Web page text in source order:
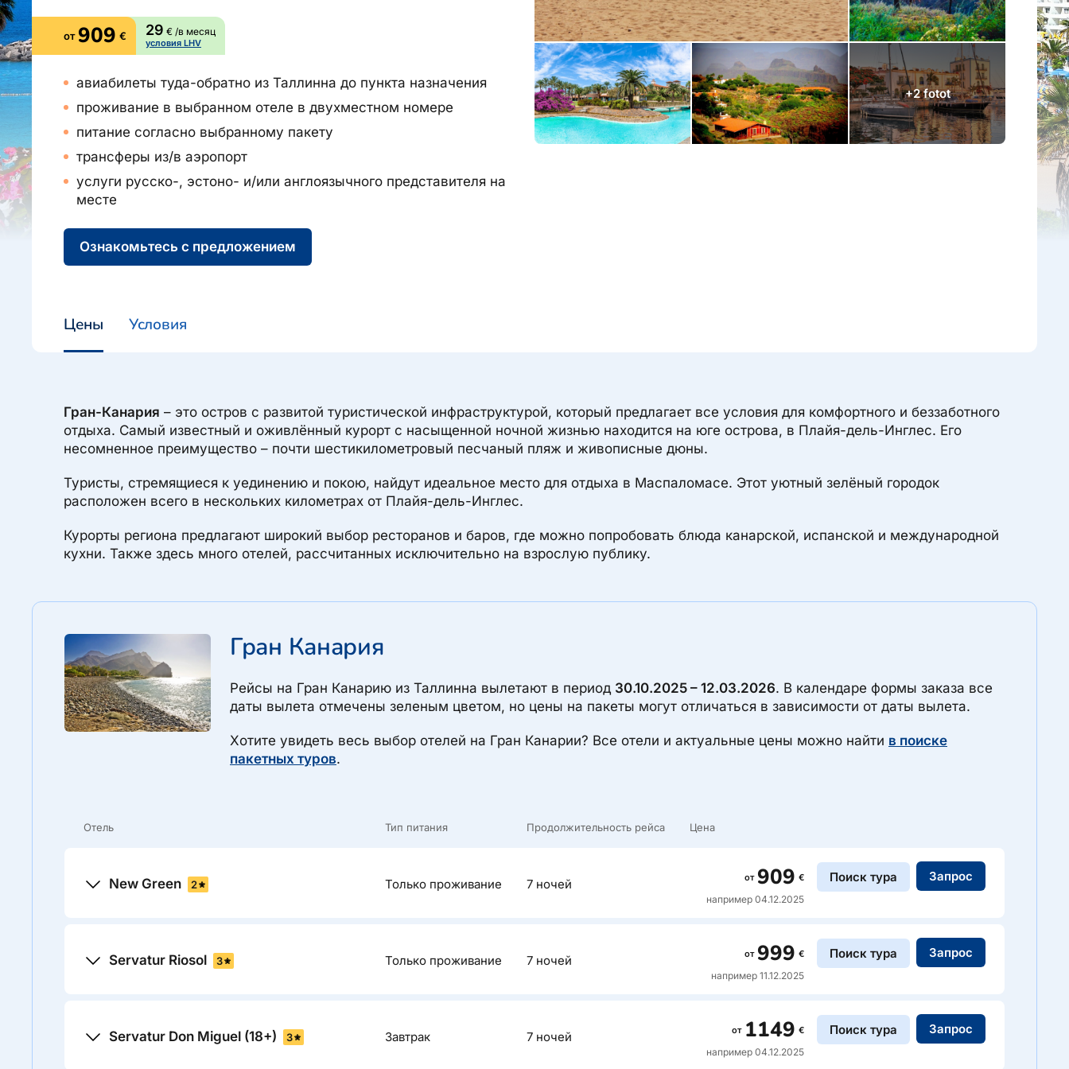
Airalo eSIM
Platinum Club
Бонусные пункты
О компании, контакты, наши консультанты, новости...
О компании
Контакты
Наши консультанты
Новости
от 909 € 29 € /в месяц
условия LHV
авиабилеты туда-обратно из Таллинна до пункта назначения
проживание в выбранном отеле в двухместном номере
питание согласно выбранному пакету
трансферы из/в аэропорт
услуги русско-, эстоно- и/или англоязычного представителя на
месте
Ознакомьтесь с предложением
+2 fotot
Цены Условия
Гран-Канария – это остров с развитой туристической инфраструктурой, который предлагает все условия для комфортного и беззаботного
отдыха. Самый известный и оживлённый курорт с насыщенной ночной жизнью находится на юге острова, в Плайя-дель-Инглес. Его
несомненное преимущество – почти шестикилометровый песчаный пляж и живописные дюны.
Туристы, стремящиеся к уединению и покою, найдут идеальное место для отдыха в Маспаломасе. Этот уютный зелёный городок
расположен всего в нескольких километрах от Плайя-дель-Инглес.
Курорты региона предлагают широкий выбор ресторанов и баров, где можно попробовать блюда канарской, испанской и международной
кухни. Также здесь много отелей, рассчитанных исключительно на взрослую публику.
Гран Канария
Рейсы на Гран Канарию из Таллинна вылетают в период 30.10.2025 – 12.03.2026. В календаре формы заказа все
даты вылета отмечены зеленым цветом, но цены на пакеты могут отличаться в зависимости от даты вылета.
Хотите увидеть весь выбор отелей на Гран Канарии? Все отели и актуальные цены можно найти в поиске
пакетных туров.
Отель Тип питания Продолжительность рейса Цена
New Green 2 Только проживание 7 ночей от 909 €
например 04.12.2025
Поиск тура Запрос
Для спокойного отдыха.
Отель с хорошим расположением, в центре, примерно в
Servatur Riosol 3 Только проживание 7 ночей от 999 €
например 11.12.2025
Поиск тура Запрос
Отель Servatur Riosol расположен в районе Пуэрто-Рико
и предлагает живописные виды на океан. На территории
Servatur Don Miguel (18+) 3 Завтрак 7 ночей от 1149 €
например 04.12.2025
Поиск тура Запрос